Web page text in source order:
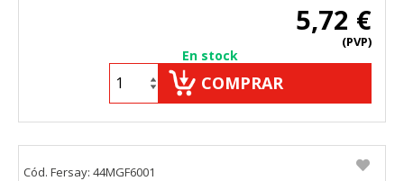
5,72 €
(PVP)
En stock
COMPRAR
Cód. Fersay: 44MGF6001